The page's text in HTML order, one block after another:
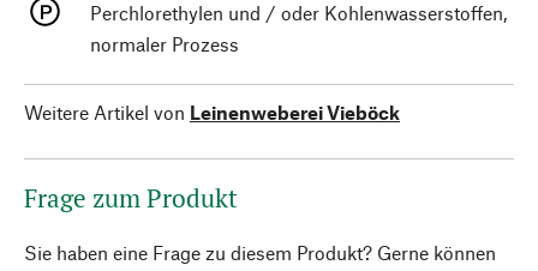
Perchlorethylen und / oder Kohlenwasserstoffen,
normaler Prozess
Weitere Artikel von Leinenweberei Vieböck
Frage zum Produkt
Sie haben eine Frage zu diesem Produkt? Gerne können